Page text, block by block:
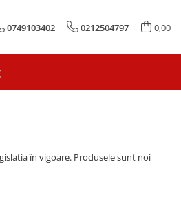
0749103402 0212504797 0,00
în vigoare. Produsele sunt noi